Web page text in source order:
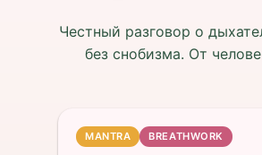
Честный разговор о
без снобизма. От
MANTRA BREATHWORK